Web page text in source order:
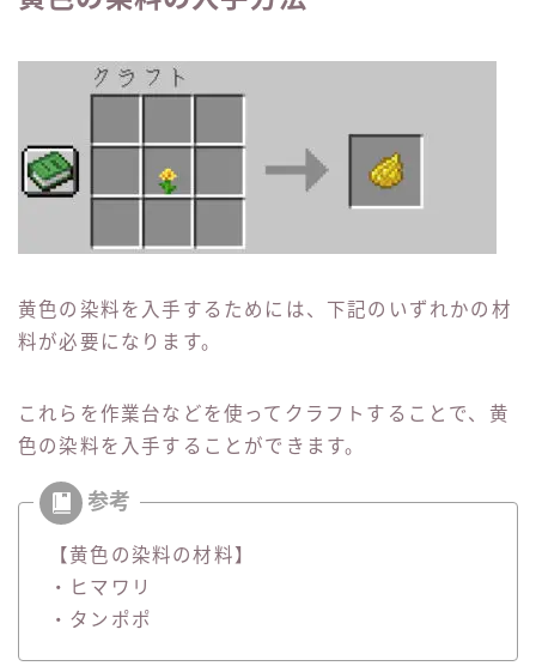
黄色の染料を入手するためには、下記のいずれかの材
料が必要になります。
これらを作業台などを使ってクラフトすることで、黄
色の染料を入手することができます。
【黄色の染料の材料】
・ヒマワリ
・タンポポ